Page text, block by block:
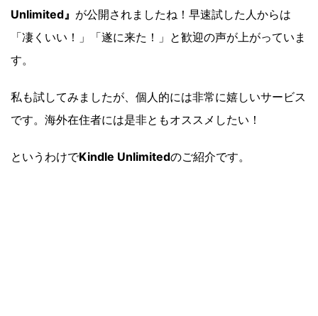
Unlimited』 が公開されましたね！早速試した人からは
「凄くいい！」「遂に来た！」と歓迎の声が上がっていま
す。
私も試してみましたが、個人的には非常に嬉しいサービス
です。海外在住者には是非ともオススメしたい！
というわけでKindle Unlimitedのご紹介です。